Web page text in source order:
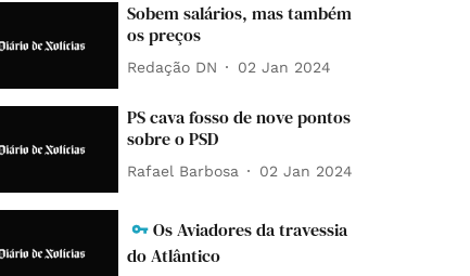
Sobem salários, mas também
os preços
Redação DN 02 Jan 2024
PS cava fosso de nove pontos
sobre o PSD
Rafael Barbosa 02 Jan 2024
Os Aviadores da travessia
do Atlântico